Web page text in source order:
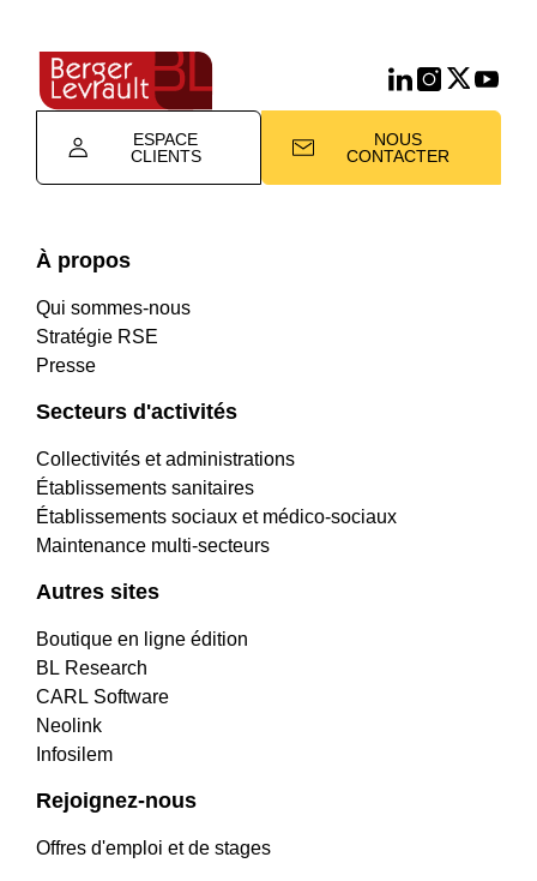
ESPACE
CLIENTS
NOUS
CONTACTER
À propos
Qui sommes-nous
Stratégie RSE
Presse
Secteurs d'activités
Collectivités et administrations
Établissements sanitaires
Établissements sociaux et médico-sociaux
Maintenance multi-secteurs
Autres sites
Boutique en ligne édition
BL Research
CARL Software
Neolink
Infosilem
Rejoignez-nous
Offres d'emploi et de stages